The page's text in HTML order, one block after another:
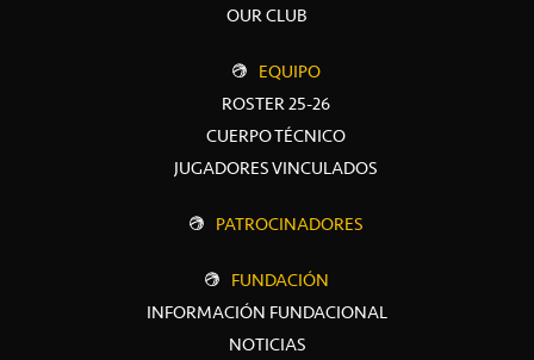
OUR CLUB
EQUIPO
ROSTER 25-26
CUERPO TÉCNICO
JUGADORES VINCULADOS
PATROCINADORES
FUNDACIÓN
INFORMACIÓN FUNDACIONAL
NOTICIAS